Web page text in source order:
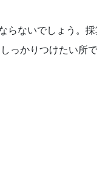
ないでしょう。
しっかりつけたい所